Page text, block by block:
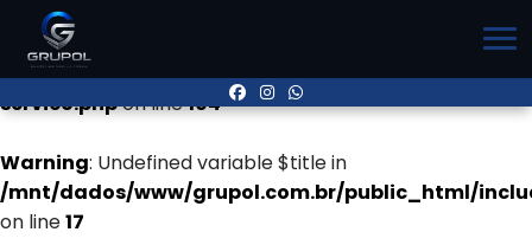
Warning
/mnt/dados/www/grupol.com.br/public_html/
servico.phpon line104
Warning: Undefined variable $title in
/mnt/dados/www/grupol.com.br/public_html/
on line17